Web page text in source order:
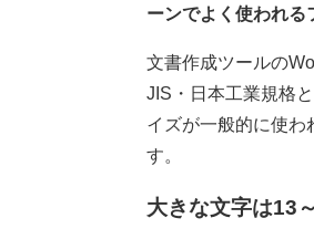
ーンでよく使われ
文書作成ツールの
JIS・日本工業規格
イズが一般的に使わ
す。
大きな文字は13